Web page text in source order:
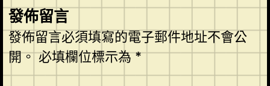
發佈留言
發佈留言必須填寫的電子郵件地址不會公
開。必填欄位標示為*